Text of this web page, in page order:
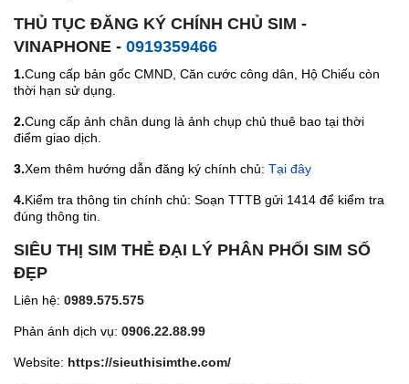
THỦ TỤC ĐĂNG KÝ CHÍNH CHỦ SIM -
VINAPHONE - 0919359466
1.Cung cấp bản gốc CMND, Căn cước công dân, Hộ Chiếu còn
thời hạn sử dụng.
2.Cung cấp ảnh chân dung là ảnh chụp chủ thuê bao tại thời
điểm giao dịch.
3.Xem thêm hướng dẫn đăng ký chính chủ: Tại đây
4.Kiểm tra thông tin chính chủ: Soạn TTTB gửi 1414 để kiểm tra
đúng thông tin.
SIÊU THỊ SIM THẺ ĐẠI LÝ PHÂN PHỐI SIM SỐ
ĐẸP
Liên hệ: 0989.575.575
Phản ánh dịch vụ: 0906.22.88.99
Website: https://sieuthisimthe.com/